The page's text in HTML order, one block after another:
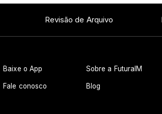
Revisão de Arquivo
Baixe o App Sobre a FuturaIM
Fale conosco Blog